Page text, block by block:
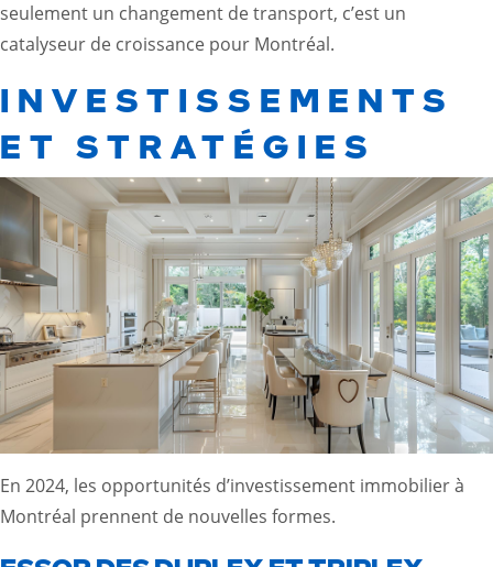
seulement un changement de transport, c’est un
catalyseur de croissance pour Montréal.
INVESTISSEMENTS
ET STRATÉGIES
En 2024, les opportunités d’investissement immobilier à
Montréal prennent de nouvelles formes.